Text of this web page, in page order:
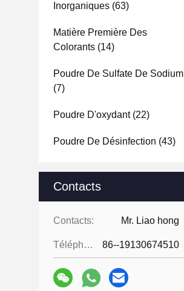
Inorganiques (63)
Matière Première Des
Colorants (14)
Poudre De Sulfate De Sodium
(7)
Poudre D'oxydant(22)
Poudre De Désinfection (43)
Contacts
Contacts: Mr. Liao hong
Téléphone: 86--19130674510